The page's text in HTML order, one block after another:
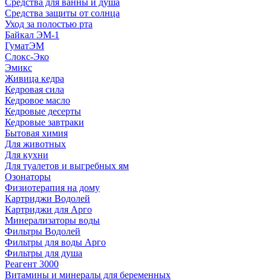
Средства для ванны и душа
Средства защиты от солнца
Уход за полостью рта
Байкал ЭМ-1
ГуматЭМ
Слокс-Эко
Эмикс
Живица кедра
Кедровая сила
Кедровое масло
Кедровые десерты
Кедровые завтраки
Бытовая химия
Для животных
Для кухни
Для туалетов и выгребных ям
Озонаторы
Физиотерапия на дому
Картриджи Водолей
Картриджи для Арго
Минерализаторы воды
Фильтры Водолей
Фильтры для воды Арго
Фильтры для душа
Реагент 3000
Витамины и минералы для беременных